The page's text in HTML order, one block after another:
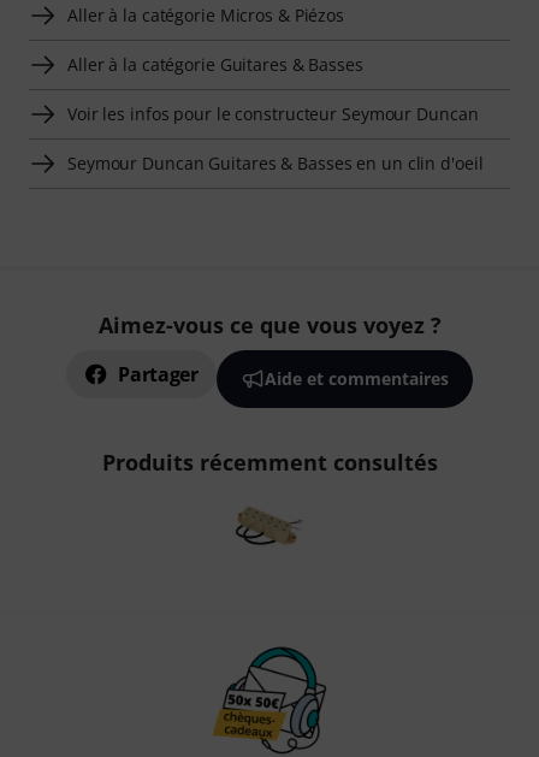
Aller à la catégorie Micros & Piézos
Aller à la catégorie Guitares & Basses
Voir les infos pour le constructeur Seymour Duncan
Seymour Duncan Guitares & Basses en un clin d'oeil
Aimez-vous ce que vous voyez ?
Partager Aide et commentaires
Produits récemment consultés